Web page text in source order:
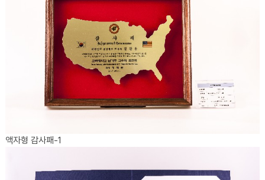
액자형 감사패-1